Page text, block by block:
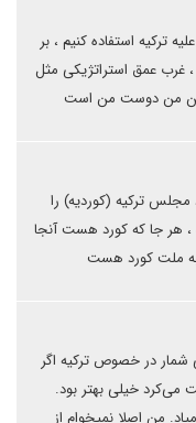
ترکیه استفاده کنیم ، بر
غرب عمق استراتژیکی مثل
دشمن من دوست من است
ترکیه (کوردیه) را
، هر جا که کورد هست آنجا
ملت کورد هست
شمار در خصوص ترکیه اگر
می‌کرد خیلی بهتر بود.
من اصلا نمیخوام از